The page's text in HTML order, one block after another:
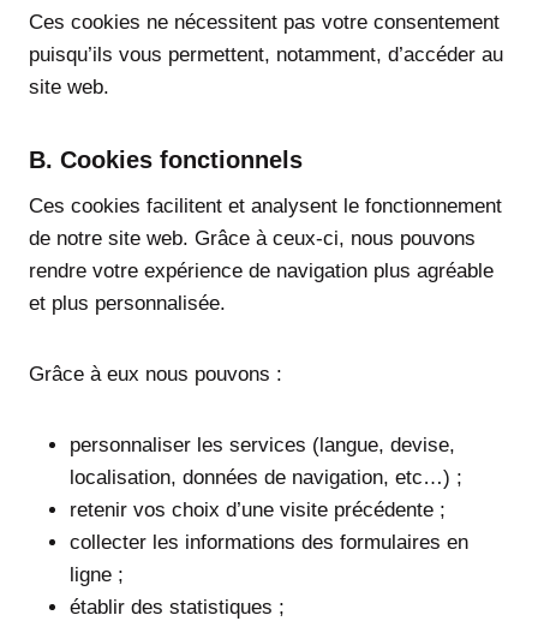
Ces cookies ne nécessitent pas votre consentement
puisqu’ils vous permettent, notamment, d’accéder au
site web.
B. Cookies fonctionnels
Ces cookies facilitent et analysent le fonctionnement
de notre site web. Grâce à ceux-ci, nous pouvons
rendre votre expérience de navigation plus agréable
et plus personnalisée.
Grâce à eux nous pouvons :
personnaliser les services (langue, devise,
localisation, données de navigation, etc…) ;
retenir vos choix d’une visite précédente ;
collecter les informations des formulaires en
ligne ;
établir des statistiques ;